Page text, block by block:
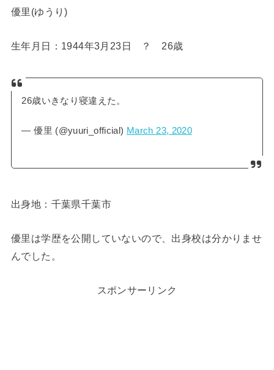
優里(ゆうり)
生年月日：1944年3月23日 ？ 26歳
26歳いきなり寝違えた。
— 優里 (@yuuri_official) March 23, 2020
出身地：千葉県千葉市
優里は学歴を公開していないので、出身校は分かりませ
んでした。
スポンサーリンク